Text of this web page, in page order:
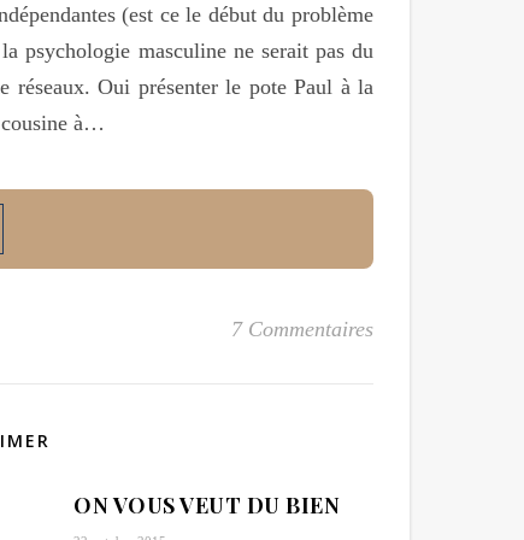
(est ce le début du problème
psychologie masculine ne serait pas du
réseaux. Oui présenter le pote Paul à la
cousine à…
7 Commentaires
ON VOUS VEUT DU BIEN